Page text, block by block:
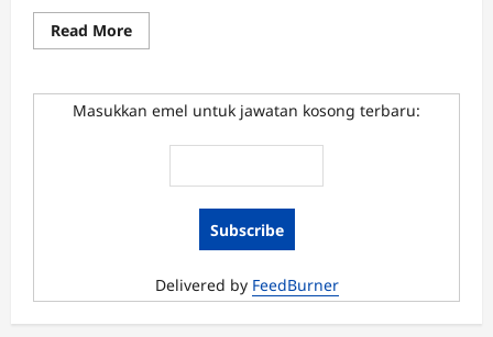
Read MoreRead
more
Kosong
Malaysian
Qualifications
Februari
Masukkan emel untuk jawatan kosong terbaru:
Delivered by FeedBurner